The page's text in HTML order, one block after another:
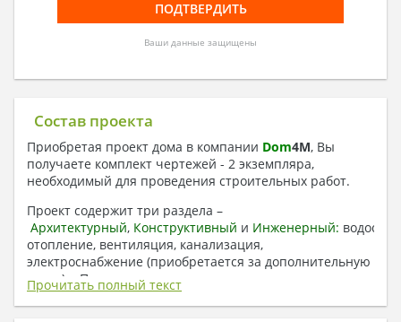
Ваши данные защищены
Состав проекта
Приобретая проект дома в компании Dom4M, Вы
получаете комплект чертежей - 2 экземпляра,
необходимый для проведения строительных работ.
Проект содержит три раздела –
Архитектурный, Конструктивный и Инженерный:
отопление, вентиляция, канализация,
электроснабжение (приобретается за дополнительную
плату) + Пояснительная записка.
1. Архитектурный раздел:
Прочитать полный текст